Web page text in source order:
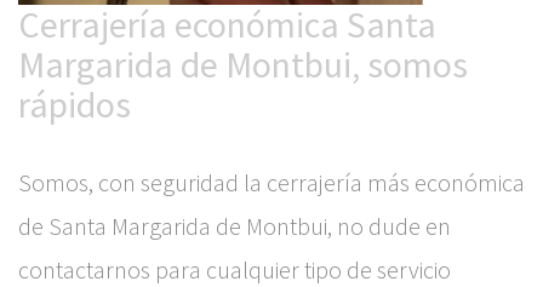
Cerrajería económica Santa
Margarida de Montbui, somos
rápidos
Somos, con seguridad la cerrajería más económica
de Santa Margarida de Montbui, no dude en
contactarnos para cualquier tipo de servicio